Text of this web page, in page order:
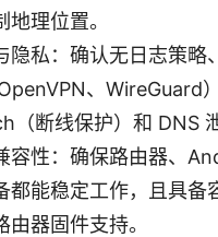
地理位置。
隐私：确认无日志策略
OpenVPN、WireGuard
（断线保护）和 DNS
容性：确保路由器、
都能稳定工作，且具备
由器固件支持。